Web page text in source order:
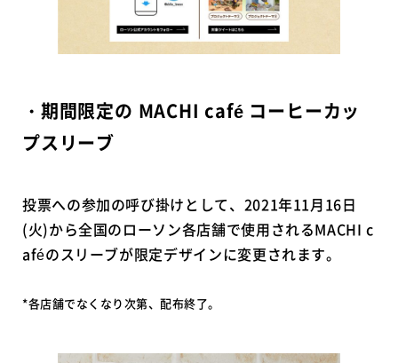
・期間限定の MACHI café コーヒーカッ
プスリーブ
投票への参加の呼び掛けとして、2021年11月16日
(火)から全国のローソン各店舗で使用されるMACHI c
aféのスリーブが限定デザインに変更されます。
*各店舗でなくなり次第、配布終了。